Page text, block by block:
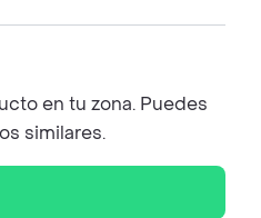
en tu zona. Puedes
similares.